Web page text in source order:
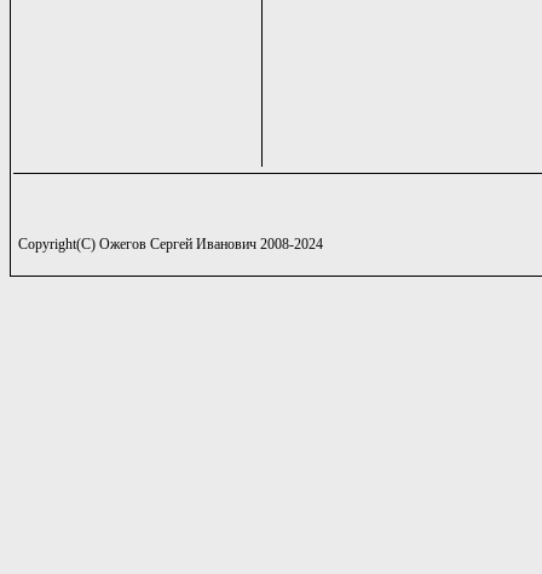
Copyright(C) Ожегов Сергей Иванович 2008-2024